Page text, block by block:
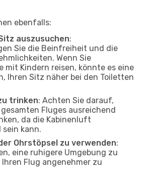
ebenfalls:
auszusuchen:
Sie die Beinfreiheit und die
Wenn Sie
mit Kindern reisen, könnte es eine
Ihren Sitz näher bei den Toiletten
trinken: Achten Sie darauf,
Fluges ausreichend
da die Kabinenluft
kann.
Ohrstöpsel zu verwenden:
eine ruhigere Umgebung zu
Flug angenehmer zu